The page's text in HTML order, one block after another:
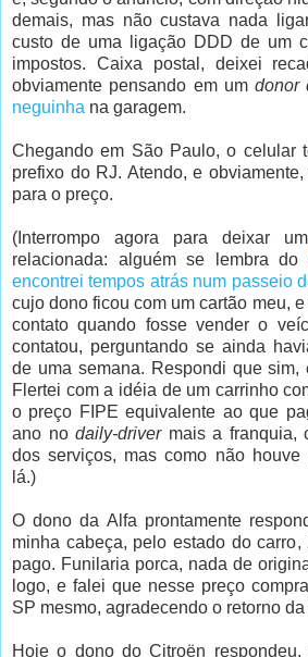
demais, mas não custava nada
custo de uma ligação DDD de um
impostos. Caixa postal, deixei
obviamente pensando em um donor
neguinha na garagem.
Chegando em São Paulo, o celular
prefixo do RJ. Atendo, e
para o preço.
(Interrompo agora para deixar
relacionada: alguém se lembra do
encontrei tempos atrás num passeio
cujo dono ficou com um cartão meu,
contato quando fosse vender o
contatou, perguntando se ainda
de uma semana. Respondi que sim,
Flertei com a idéia de um carrinho
o preço FIPE equivalente ao que
ano no daily-drivermais a franquia,
dos serviços, mas como não houve
lá.)
O dono da Alfa prontamente
minha cabeça, pelo estado do
pago. Funilaria porca, nada de
logo, e falei que nesse preço
SP mesmo, agradecendo o retorno
Hoje o dono do Citroën